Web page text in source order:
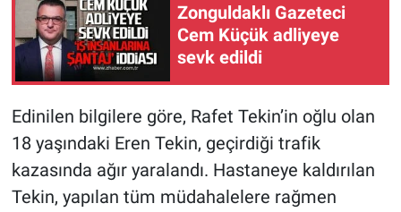
Zonguldaklı Gazeteci
Cem Küçük adliyeye
sevk edildi
Edinilen bilgilere göre, Rafet Tekin’in oğlu olan
18 yaşındaki Eren Tekin, geçirdiği trafik
kazasında ağır yaralandı. Hastaneye kaldırılan
Tekin, yapılan tüm müdahalelere rağmen